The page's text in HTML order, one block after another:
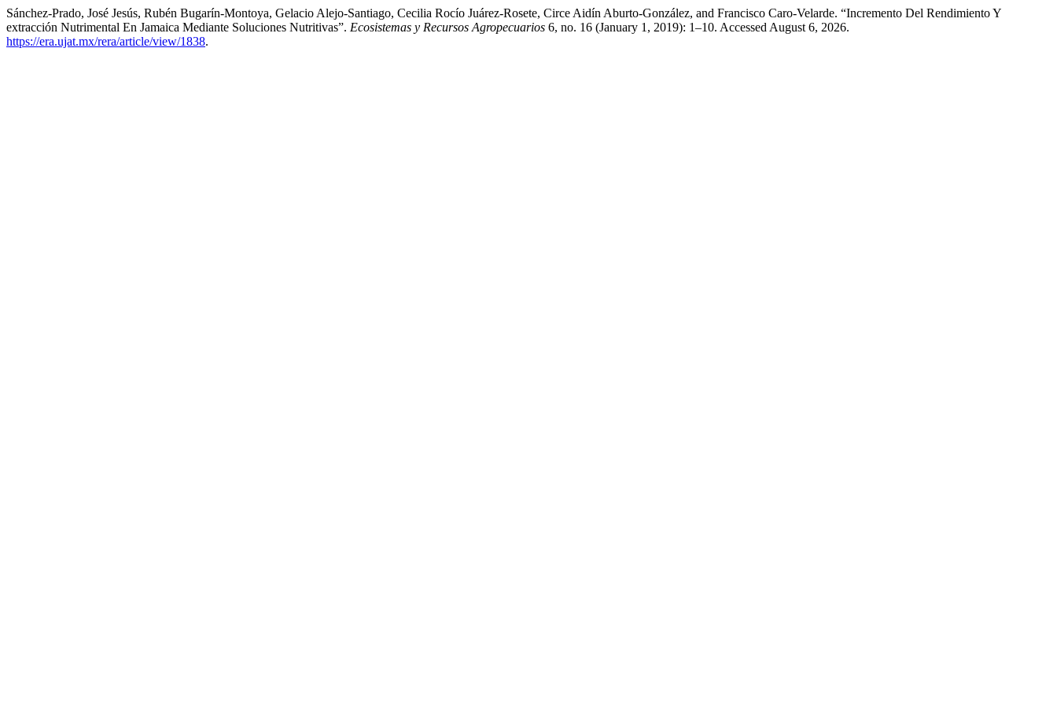
Sánchez-Prado, José Jesús, Rubén Bugarín-Montoya, Gelacio Alejo-Santiago, Cecilia Rocío Juárez-Rosete, Circe Aidín Aburto-González, and Francisco Caro-Velarde. “Incremento Del Rendimiento Y
extracción Nutrimental En Jamaica Mediante Soluciones Nutritivas”. Ecosistemas y Recursos Agropecuarios 6, no. 16 (January 1, 2019): 1–10. Accessed August 6, 2026.
https://era.ujat.mx/rera/article/view/1838.